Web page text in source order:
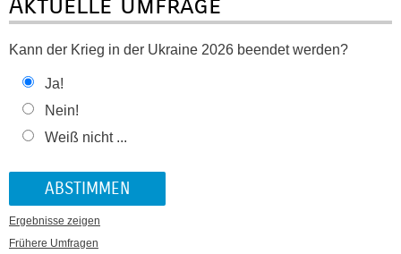
Kann der Krieg in der Ukraine 2026 beendet werden?
Ja!
Nein!
Weiß nicht ...
Ergebnisse zeigen
Frühere Umfragen